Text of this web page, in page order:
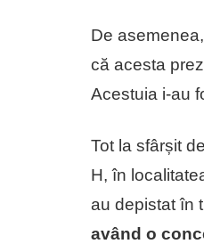
De
că acesta
Acestuia i-au
Tot la sfârșit
H, în
au depistat în
având o